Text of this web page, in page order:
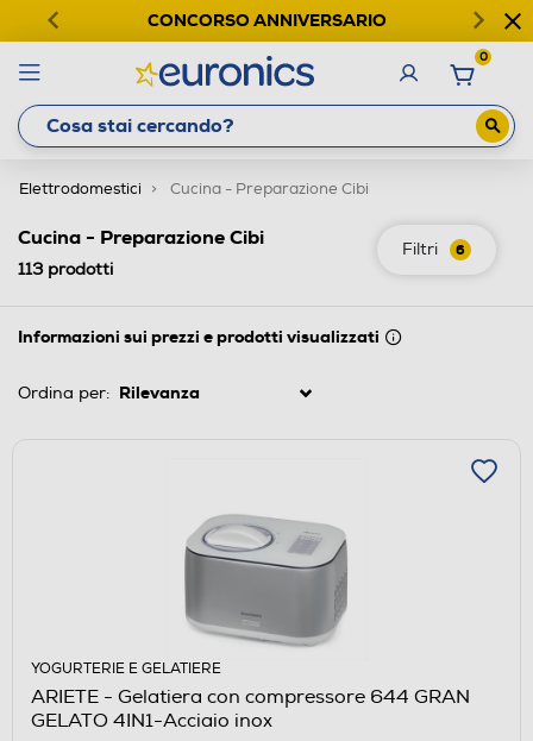
CONCORSO ANNIVERSARIO
0
Elettrodomestici Cucina - Preparazione Cibi
Filtri 6
Cucina - Preparazione Cibi
113prodotti
Informazioni sui prezzi e prodotti visualizzati
Ordina per:
YOGURTERIE E GELATIERE
ARIETE - Gelatiera con compressore 644 GRAN
GELATO 4IN1-Acciaio inox